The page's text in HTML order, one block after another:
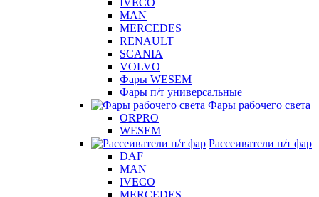
IVECO
MAN
MERCEDES
RENAULT
SCANIA
VOLVO
Фары WESEM
Фары п/т универсальные
Фары рабочего света
ORPRO
WESEM
Рассеиватели п/т фар
DAF
MAN
IVECO
MERCEDES